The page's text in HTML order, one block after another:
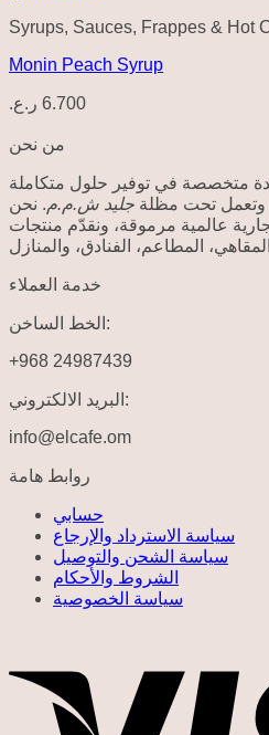
Syrups, Sauces, Frappes & Hot
Monin Peach Syrup
6.700 ر.ع.
من نحن
متخصصة في توفير حلول متكاملة
وتعمل تحت مظلة جليد ش.م.م. نحن
عالمية مرموقة، ونقدّم منتجات
خدمة العملاء
الخط الساخن:
+968 24987439
البريد الالكتروني:
info@elcafe.om
روابط هامة
حسابي
سياسة الاسترداد والإرجاع
سياسة الشحن والتوصيل
الشروط والأحكام
سياسة الخصوصية